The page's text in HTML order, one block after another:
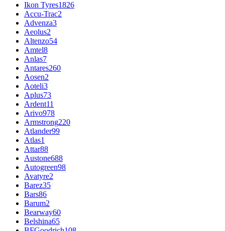
Ikon Tyres1826
Accu-Trac2
Advenza3
Aeolus2
Altenzo54
Amtel8
Anlas7
Antares260
Aosen2
Aoteli3
Aplus73
Ardent11
Arivo978
Armstrong220
Atlander99
Atlas1
Attar88
Austone688
Autogreen98
Avatyre2
Barez35
Bars86
Barum2
Bearway60
Belshina65